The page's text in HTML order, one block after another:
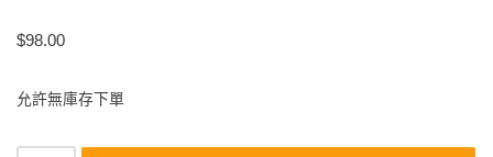
$98.00
允許無庫存下單